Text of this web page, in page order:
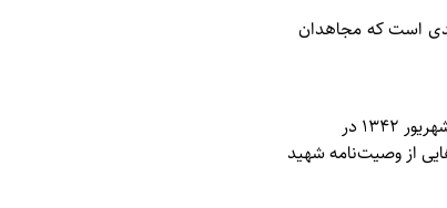
است كه مجاهدان
شهید «علی‌نظر امین‌افشار» فرزند «غلامعلی» 1 شهریور 1342 در
نائل آمد. بخش‌هایی از وصیت‌نامه شهید